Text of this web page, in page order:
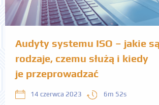
Audyty systemu ISO – jakie
rodzaje, czemu służą i kiedy
je przeprowadzać
14 czerwca 2023 6m 52s